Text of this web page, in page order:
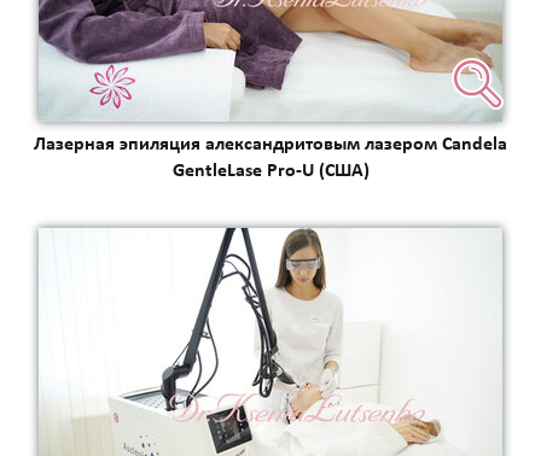
Лазерная эпиляция александритовым лазером Candela
GentleLase Pro-U (США)